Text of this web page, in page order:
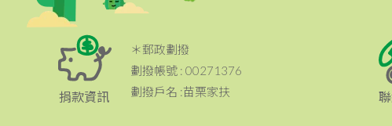
捐款資訊
＊郵政劃撥
劃撥帳號 : 00271376
劃撥戶名 :苗栗家扶